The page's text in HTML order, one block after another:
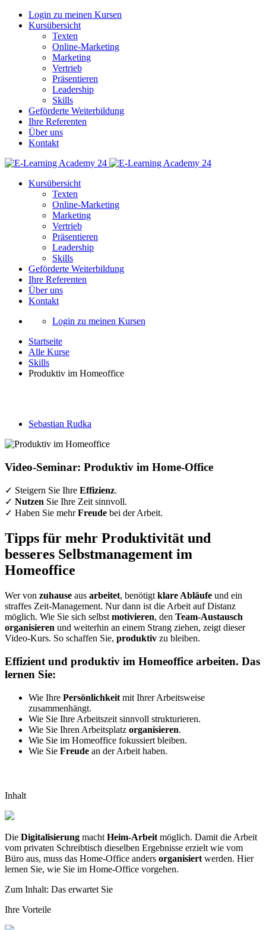
Login zu meinen Kursen
Kursübersicht
Texten
Online-Marketing
Marketing
Vertrieb
Präsentieren
Leadership
Skills
Geförderte Weiterbildung
Ihre Referenten
Über uns
Kontakt
Kursübersicht
Texten
Online-Marketing
Marketing
Vertrieb
Präsentieren
Leadership
Skills
Geförderte Weiterbildung
Ihre Referenten
Über uns
Kontakt
Login zu meinen Kursen
Startseite
Alle Kurse
Skills
Produktiv im Homeoffice
Sebastian Rudka
Video-Seminar: Produktiv im Home-Office
✓ Steigern Sie Ihre Effizienz.
✓ Nutzen Sie Ihre Zeit sinnvoll.
✓ Haben Sie mehrFreude bei der Arbeit.
Tipps für mehr Produktivität und
besseres Selbstmanagement im
Homeoffice
Wer von zuhause aus arbeitet, benötigt klare Abläufe und ein
straffes Zeit-Management. Nur dann ist die Arbeit auf Distanz
möglich. Wie Sie sich selbst motivieren, den Team-Austausch
organisieren und weiterhin an einem Strang ziehen, zeigt dieser
Video-Kurs. So schaffen Sie, produktiv zu bleiben.
Effizient und produktiv im Homeoffice arbeiten. Das
lernen Sie:
Wie Ihre Persönlichkeit mit Ihrer Arbeitsweise
zusammenhängt.
Wie Sie Ihre Arbeitszeit sinnvoll strukturieren.
Wie Sie Ihren Arbeitsplatz organisieren.
Wie Sie im Homeoffice fokussiert bleiben.
Wie Sie Freude an der Arbeit haben.
Inhalt
Die Digitalisierung macht Heim-Arbeit möglich. Damit die Arbeit
vom privaten Schreibtisch dieselben Ergebnisse erzielt wie vom
Büro aus, muss das Home-Office anders organisiert werden. Hier
lernen Sie, wie Sie im Home-Office vorgehen.
Zum Inhalt: Das erwartet Sie
Ihre Vorteile